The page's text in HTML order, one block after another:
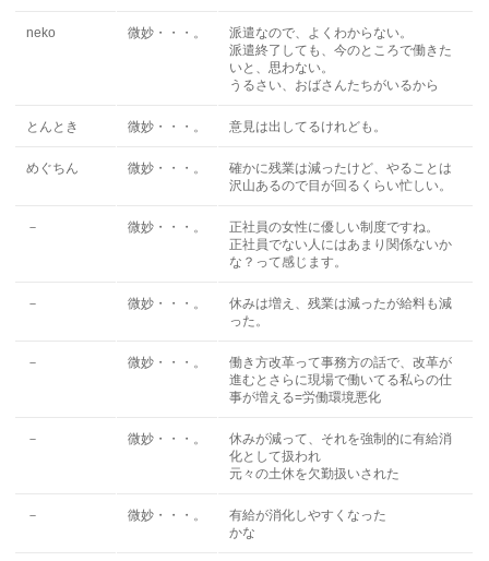
neko 微妙・・・。
派遣なので、よくわからない。
派遣終了しても、今のところで働きた
いと、思わない。
うるさい、おばさんたちがいるから
とんとき 微妙・・・。 意見は出してるけれども。
めぐちん 微妙・・・。
確かに残業は減ったけど、やることは
沢山あるので目が回るくらい忙しい。
－ 微妙・・・。
正社員の女性に優しい制度ですね。
正社員でない人にはあまり関係ないか
な？って感じます。
－ 微妙・・・。
休みは増え、残業は減ったが給料も減
った。
－ 微妙・・・。
働き方改革って事務方の話で、改革が
進むとさらに現場で働いてる私らの仕
事が増える=労働環境悪化
－ 微妙・・・。
休みが減って、それを強制的に有給消
化として扱われ
元々の土休を欠勤扱いされた
－ 微妙・・・。
有給が消化しやすくなった
かな